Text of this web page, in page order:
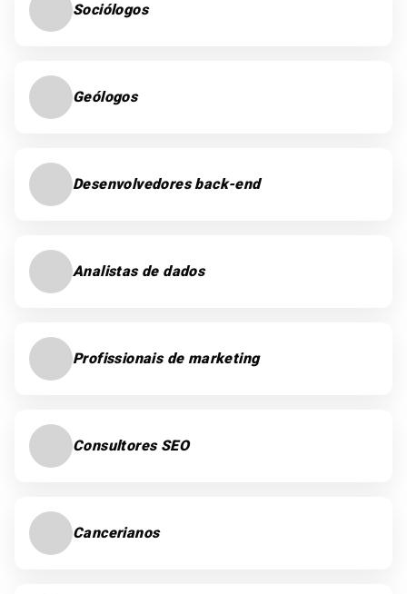
Sociólogos
Geólogos
Desenvolvedores back-end
Analistas de dados
Profissionais de marketing
Consultores SEO
Cancerianos